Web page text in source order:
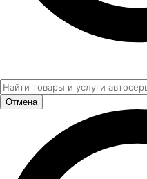
Отмена